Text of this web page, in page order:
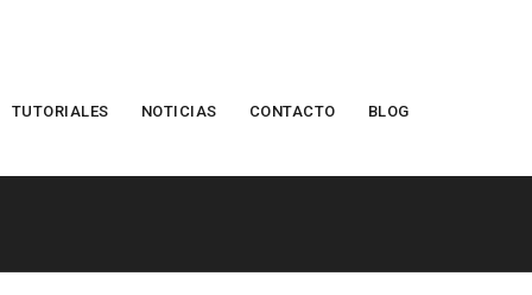
TUTORIALES NOTICIAS CONTACTO BLOG